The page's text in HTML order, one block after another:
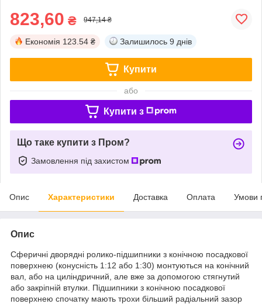
823,60 ₴ 947,14 ₴
Економія 123.54 ₴ Залишилось 9 днів
Купити
або
Купити з
Що таке купити з Пром?
Замовлення під захистом
Опис Характеристики Доставка Оплата Умови
Опис
Сферичні дворядні ролико-підшипники з конічною посадкової
поверхнею (конусність 1:12 або 1:30) монтуються на конічний
вал, або на циліндричний, але вже за допомогою стягнутий
або закріпній втулки. Підшипники з конічною посадкової
поверхнею спочатку мають трохи більший радіальний зазор